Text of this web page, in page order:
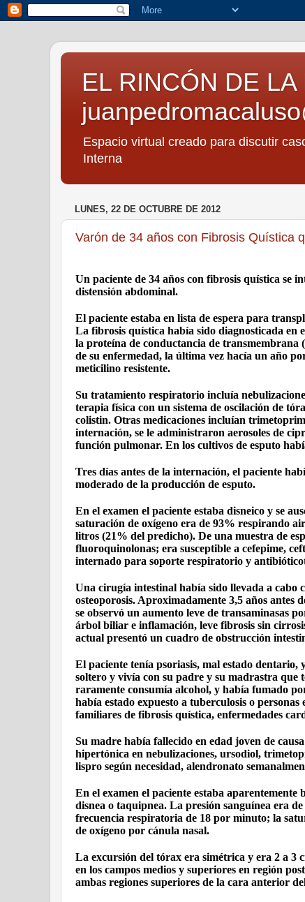
EL RINCÓN DE
Espacio virtual creado para discutir
Interna
LUNES, 22 DE OCTUBRE DE 2012
Varón de 34 años con Fibrosis Quística
Un paciente de 34 años con fibrosis quística se
distensión abdominal.
El paciente estaba en lista de espera para
La fibrosis quística había sido diagnosticada en
la proteína de conductancia de
de su enfermedad, la última vez hacía un año
meticilino resistente.
Su tratamiento respiratorio incluía
terapia física con un sistema de oscilación de
colistin. Otras medicaciones incluían
internación, se le administraron aerosoles de
función pulmonar. En los cultivos de esputo
Tres días antes de la internación, el paciente
moderado de la producción de esputo.
En el examen el paciente estaba disneico y se
saturación de oxígeno era de 93% respirando
litros (21% del predicho). De una muestra de
fluoroquinolonas; era susceptible a cefepime,
internado para soporte respiratorio y
Una cirugía intestinal había sido llevada a cabo
osteoporosis. Aproximadamente 3,5 años
se observó un aumento leve de transaminasas
árbol biliar e inflamación, leve fibrosis sin
actual presentó un cuadro de obstrucción
El paciente tenía psoriasis, mal estado
soltero y vivía con su padre y su madrastra
raramente consumía alcohol, y había fumado
había estado expuesto a tuberculosis o
familiares de fibrosis quística, enfermedades
Su madre había fallecido en edad joven de
hipertónica en nebulizaciones, ursodiol,
lispro según necesidad, alendronato
En el examen el paciente estaba
disnea o taquipnea. La presión sanguínea era
frecuencia respiratoria de 18 por minuto; la
de oxígeno por cánula nasal.
La excursión del tórax era simétrica y era 2 a 3
en los campos medios y superiores en región
ambas regiones superiores de la cara anterior